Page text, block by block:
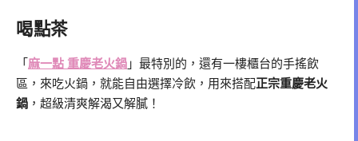
喝點茶
「 麻一點 重慶老火鍋 」最特別的，還有一樓櫃台的手搖飲
區，來吃火鍋，就能自由選擇冷飲，用來搭配正宗重慶老火
鍋 ，超級清爽解渴又解膩！